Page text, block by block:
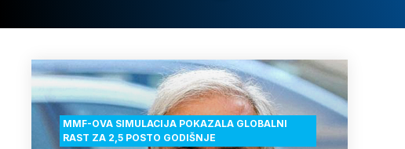
MMF-OVA SIMULACIJA POKAZALA GLOBALNI
RAST ZA 2,5 POSTO GODIŠNJE